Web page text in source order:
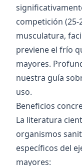
competición (25-
musculatura,
previene el frío
mayores.
nuestra guía
uso.
Beneficios
La literatura
organismos
específicos del
mayores: